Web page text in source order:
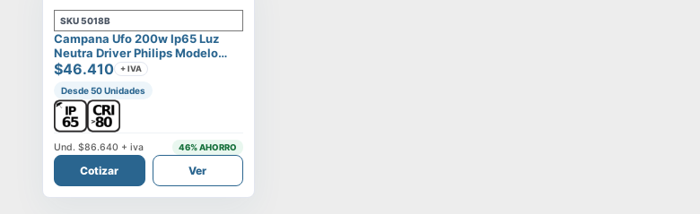
SKU5018B
Campana Ufo 200w Ip65 Luz
Neutra Driver Philips Modelo
Eltanin
$46.410 + IVA
Desde 50 Unidades
Und.$86.640 + iva 46% AHORRO
Cotizar Ver